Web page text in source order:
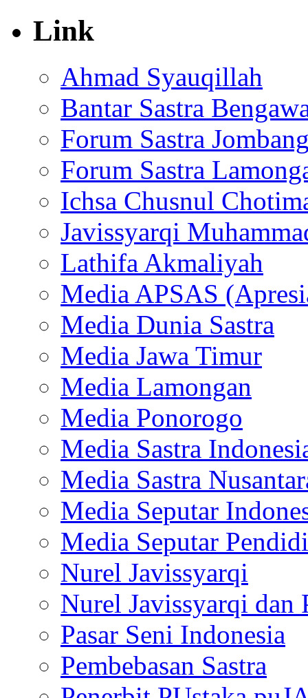
Link
Ahmad Syauqillah
Bantar Sastra
Forum Sastra
Forum Sastra
Ichsa Chusnul
Javissyarqi
Lathifa Akmaliyah
Media APSAS
Media Dunia Sastra
Media Jawa Timur
Media Lamongan
Media Ponorogo
Media Sastra
Media Sastra
Media Seputar
Media Seputar
Nurel Javissyarqi
Nurel Javissyarqi dan
Pasar Seni Indonesia
Pembebasan Sastra